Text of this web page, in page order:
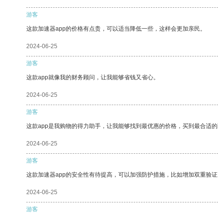
游客
这款加速器app的价格有点贵，可以适当降低一些，这样会更加亲民。
2024-06-25
游客
这款app就像我的财务顾问，让我能够省钱又省心。
2024-06-25
游客
这款app是我购物的得力助手，让我能够找到最优惠的价格，买到最合适的
2024-06-25
游客
这款加速器app的安全性有待提高，可以加强防护措施，比如增加双重验证
2024-06-25
游客